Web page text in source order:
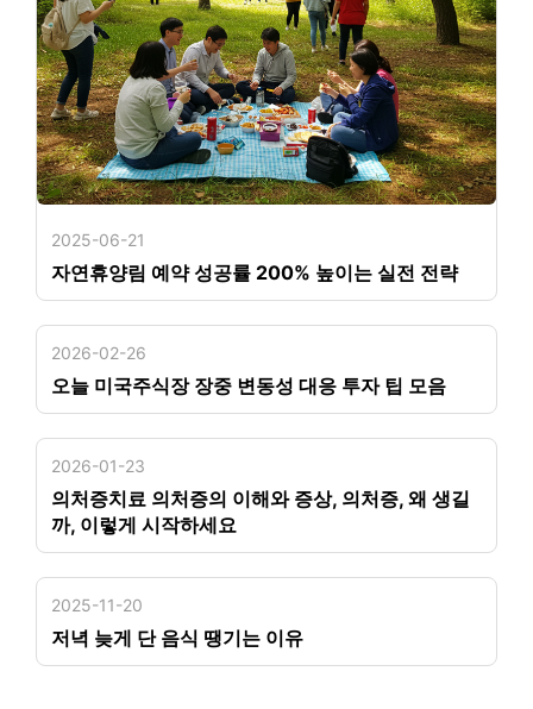
2025-06-21
자연휴양림 예약 성공률 200% 높이는 실전 전략
2026-02-26
오늘 미국주식장 장중 변동성 대응 투자 팁 모음
2026-01-23
의처증치료 의처증의 이해와 증상, 의처증, 왜 생길
까, 이렇게 시작하세요
2025-11-20
저녁 늦게 단 음식 땡기는 이유